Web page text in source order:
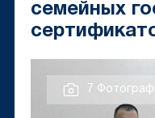
семейных
7